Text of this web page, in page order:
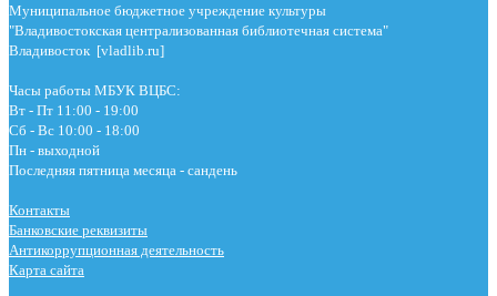
Муниципальное бюджетное учреждение культуры
"Владивостокская централизованная библиотечная система"
Владивосток [vladlib.ru]
Часы работы МБУК ВЦБС:
Вт - Пт 11:00 - 19:00
Сб - Вс 10:00 - 18:00
Пн - выходной
Последняя пятница месяца - сандень
Контакты
Банковские реквизиты
Антикоррупционная деятельность
Карта сайта